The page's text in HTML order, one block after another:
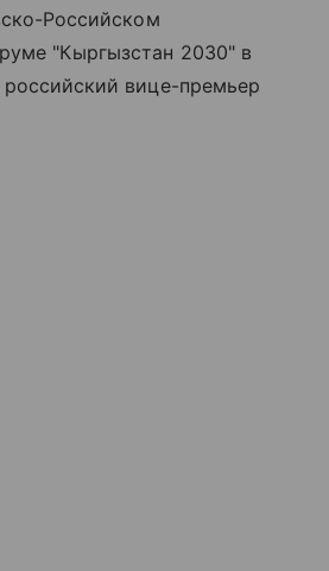
Российском
"Кыргызстан 2030" в
вице-премьер